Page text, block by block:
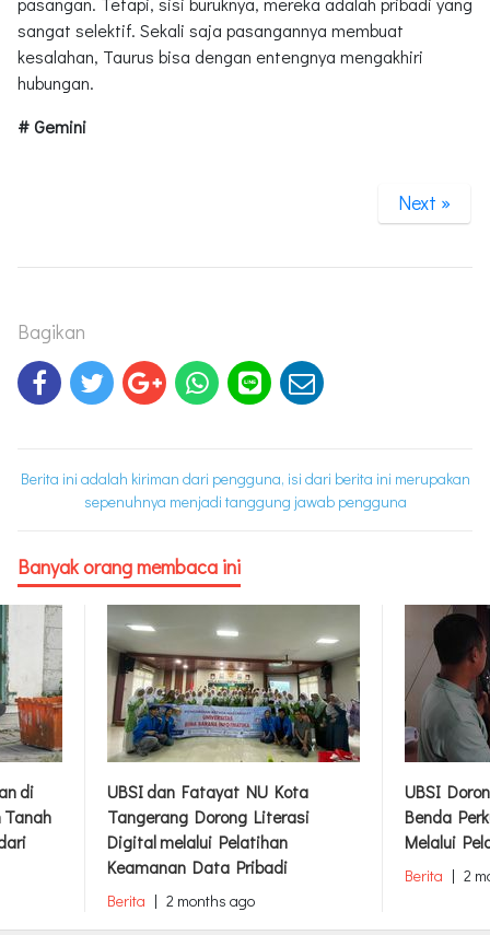
sangat selektif. Sekali saja pasangannya membuat
kesalahan, Taurus bisa dengan entengnya mengakhiri
hubungan.
# Gemini
Next »
Bagikan
Berita ini adalah kiriman dari pengguna, isi dari berita ini merupakan
sepenuhnya menjadi tanggung jawab pengguna
Banyak orang membaca ini
di
Tanah
UBSI dan Fatayat NU Kota
Tangerang Dorong Literasi
Digital melalui Pelatihan
Keamanan Data Pribadi
Berita | 2 months ago
UBSI
Benda
Melalui
Berita | 2